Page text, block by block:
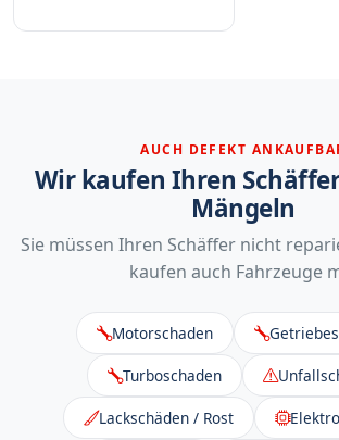
AUCH DEFEKT
Wir kaufen Ihren
Mängeln
Sie müssen Ihren Schäffer nicht
kaufen auch Fahrzeuge
Motorschaden
Turboschaden
Lackschäden / Rost